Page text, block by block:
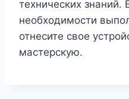
технических
необходимости
отнесите свое
мастерскую.